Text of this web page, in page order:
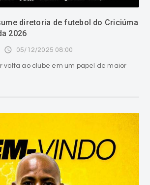
diretoria de futebol do Criciúma
2026
access_time 05/12/2025 08:00
volta ao clube em um papel de maior